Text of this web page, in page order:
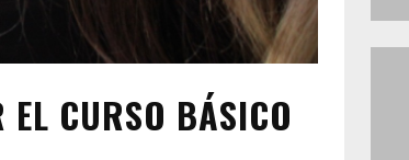
CURSO BÁSICO